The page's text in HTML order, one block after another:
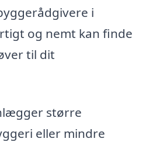
i
og nemt kan finde
til dit
større
eller mindre